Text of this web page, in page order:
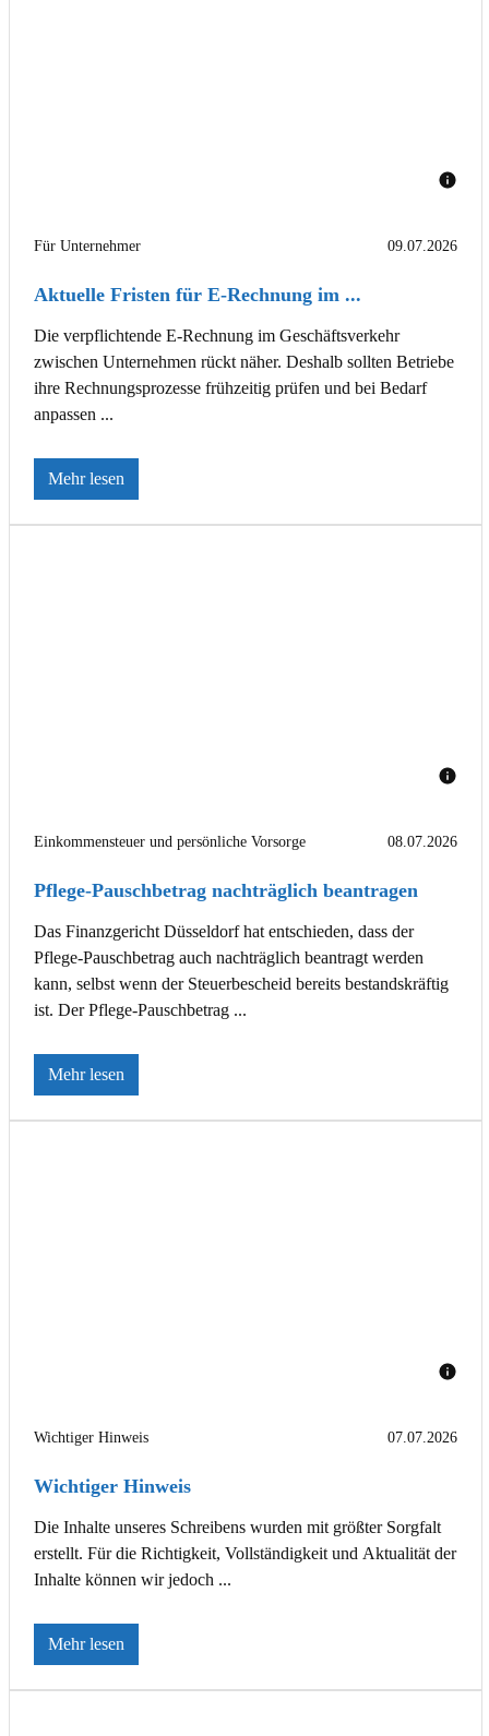
Für Unternehmer 09.07.2026
Aktuelle Fristen für E-Rechnung im ...
Die verpflichtende E-Rechnung im Geschäftsverkehr
zwischen Unternehmen rückt näher. Deshalb sollten Betriebe
ihre Rechnungsprozesse frühzeitig prüfen und bei Bedarf
anpassen ...
Mehr lesen
Einkommensteuer und persönliche Vorsorge 08.07.2026
Pflege-Pauschbetrag nachträglich beantragen
Das Finanzgericht Düsseldorf hat entschieden, dass der
Pflege-Pauschbetrag auch nachträglich beantragt werden
kann, selbst wenn der Steuerbescheid bereits bestandskräftig
ist. Der Pflege-Pauschbetrag ...
Mehr lesen
Wichtiger Hinweis 07.07.2026
Wichtiger Hinweis
Die Inhalte unseres Schreibens wurden mit größter Sorgfalt
erstellt. Für die Richtigkeit, Vollständigkeit und Aktualität der
Inhalte können wir jedoch ...
Mehr lesen